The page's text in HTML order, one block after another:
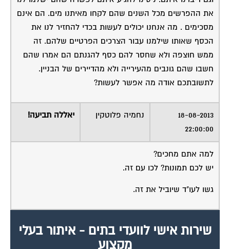
את ההפרשים מכל השנים שהם לקחו מאיתנו מים. הם אינם
מסכימים . מה אנחנו יכולים לעשות בכדי להחזיר לנו את
הכסף שאותו שילמנו עבור הצרכים הפרטיים שלהם. זה
ממש חוצפה ולא שחסר להם כסף להגנתם הם אמרו שהם
חשבו שהם גונבים מהעירייה ולא מהדיירים של הבניין.
לתשובתכם אודה מה אפשר לעשות?
18-08-2013
22:00:00
נחמיה פלוטקין יאללה תביעה!
למה אתם מחכים?
יש לכם תמונות? לכו עם זה.
מקצוע